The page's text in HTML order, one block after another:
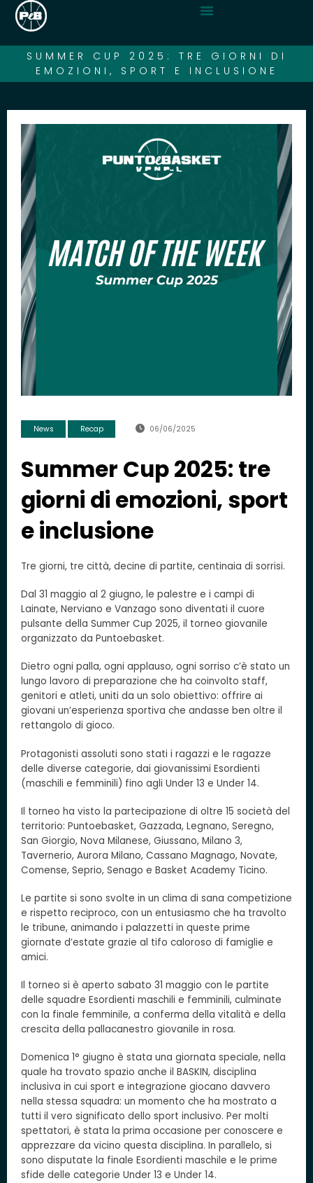
SUMMER CUP 2025: TRE GIORNI DI
EMOZIONI, SPORT E INCLUSIONE
News Recap 06/06/2025
Summer Cup 2025: tre
giorni di emozioni, sport
e inclusione
Tre giorni, tre città, decine di partite, centinaia di sorrisi.
Dal 31 maggio al 2 giugno, le palestre e i campi di
Lainate, Nerviano e Vanzago sono diventati il cuore
pulsante della Summer Cup 2025, il torneo giovanile
organizzato da Puntoebasket.
Dietro ogni palla, ogni applauso, ogni sorriso c’è stato un
lungo lavoro di preparazione che ha coinvolto staff,
genitori e atleti, uniti da un solo obiettivo: offrire ai
giovani un’esperienza sportiva che andasse ben oltre il
rettangolo di gioco.
Protagonisti assoluti sono stati i ragazzi e le ragazze
delle diverse categorie, dai giovanissimi Esordienti
(maschili e femminili) fino agli Under 13 e Under 14.
Il torneo ha visto la partecipazione di oltre 15 società del
territorio: Puntoebasket, Gazzada, Legnano, Seregno,
San Giorgio, Nova Milanese, Giussano, Milano 3,
Tavernerio, Aurora Milano, Cassano Magnago, Novate,
Comense, Seprio, Senago e Basket Academy Ticino.
Le partite si sono svolte in un clima di sana competizione
e rispetto reciproco, con un entusiasmo che ha travolto
le tribune, animando i palazzetti in queste prime
giornate d’estate grazie al tifo caloroso di famiglie e
amici.
Il torneo si è aperto sabato 31 maggio con le partite
delle squadre Esordienti maschili e femminili, culminate
con la finale femminile, a conferma della vitalità e della
crescita della pallacanestro giovanile in rosa.
Domenica 1° giugno è stata una giornata speciale, nella
quale ha trovato spazio anche il BASKIN, disciplina
inclusiva in cui sport e integrazione giocano davvero
nella stessa squadra: un momento che ha mostrato a
tutti il vero significato dello sport inclusivo. Per molti
spettatori, è stata la prima occasione per conoscere e
apprezzare da vicino questa disciplina. In parallelo, si
sono disputate la finale Esordienti maschile e le prime
sfide delle categorie Under 13 e Under 14.